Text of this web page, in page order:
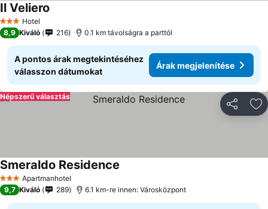
3 Kategória
Hotel
Il Veliero
8,9 Kiváló 216 0.1 km távolságra a parttól
A pontos árak megtekintéséhez
válasszon dátumokat
Árak megjelenítése
Népszerű választás
3 KategóriaApartmanhotel
Smeraldo Residence
9,7 Kiváló 289 6.1 km-re innen: Városközpont